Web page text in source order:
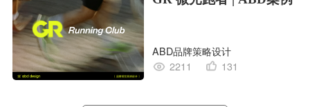
ABD品牌策略设计
2211
131